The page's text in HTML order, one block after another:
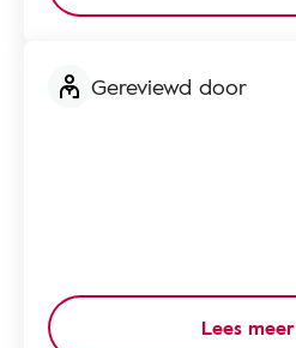
Gereviewd door
Lees meer